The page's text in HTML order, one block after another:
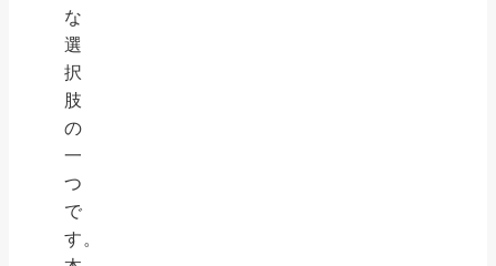
な
選
択
肢
の
一
つ
で
す。